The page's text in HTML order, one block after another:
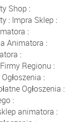
Shop :
: Impra Sklep :
:
Animatora :
:
Firmy Regionu :
Ogłoszenia :
Ogłoszenia :
:
animatora :